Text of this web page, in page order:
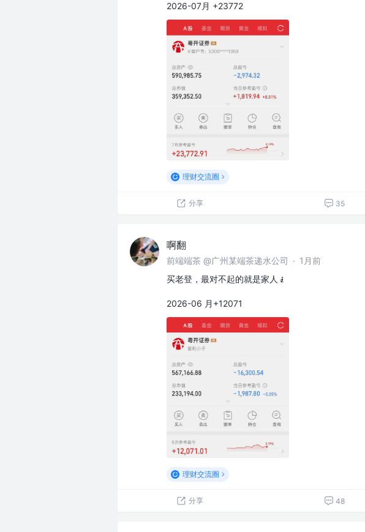
2026-07月 +23772
理财交流圈
分享 35
啊翻
前端端茶 @广州某端茶递水公司 · 1月前
买老登，最对不起的就是家人🧎
2026-06 月+12071
理财交流圈
分享 48